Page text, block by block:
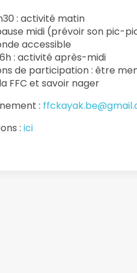
: activité matin
midi (prévoir son pic-
accessible
: activité après-midi
de participation : être
FFC et savoir nager
:
: ici